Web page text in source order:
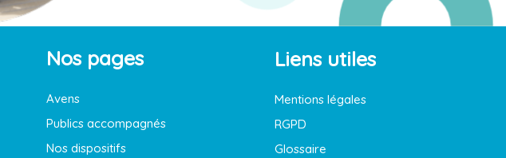
Nos pages
Avens
Publics accompagnés
Nos dispositifs
Liens utiles
Mentions légales
RGPD
Glossaire